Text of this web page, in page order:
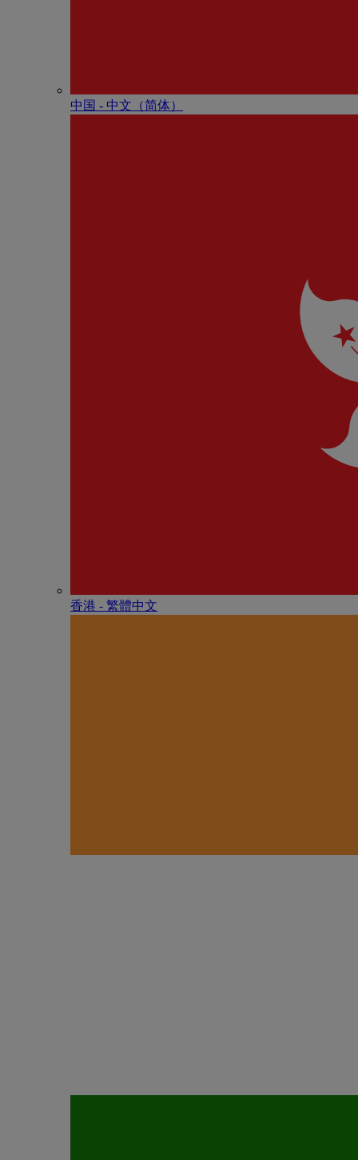
中国 - 中⽂（简体）
香港 - 繁體中文